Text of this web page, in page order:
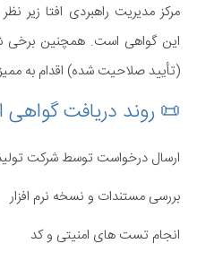
مرکز مدیریت راهبردی افتا زیر
این گواهی است. همچنین برخی
(تأیید صلاحیت شده) اقدام به
📜 روند دریافت گواهی
ارسال درخواست توسط شرکت
بررسی مستندات و نسخه نرم افزار
انجام تست های امنیتی و کد